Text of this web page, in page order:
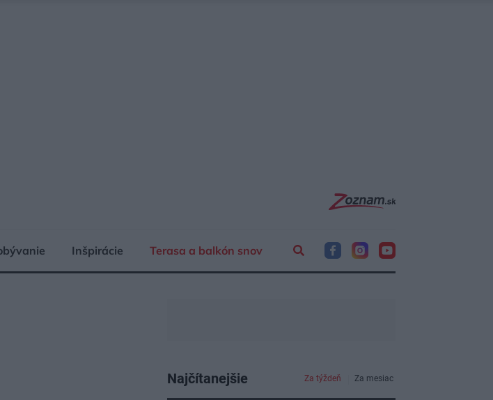
Inšpirácie Terasa a balkón snov
Najčítanejšie Za týždeň Za mesiac